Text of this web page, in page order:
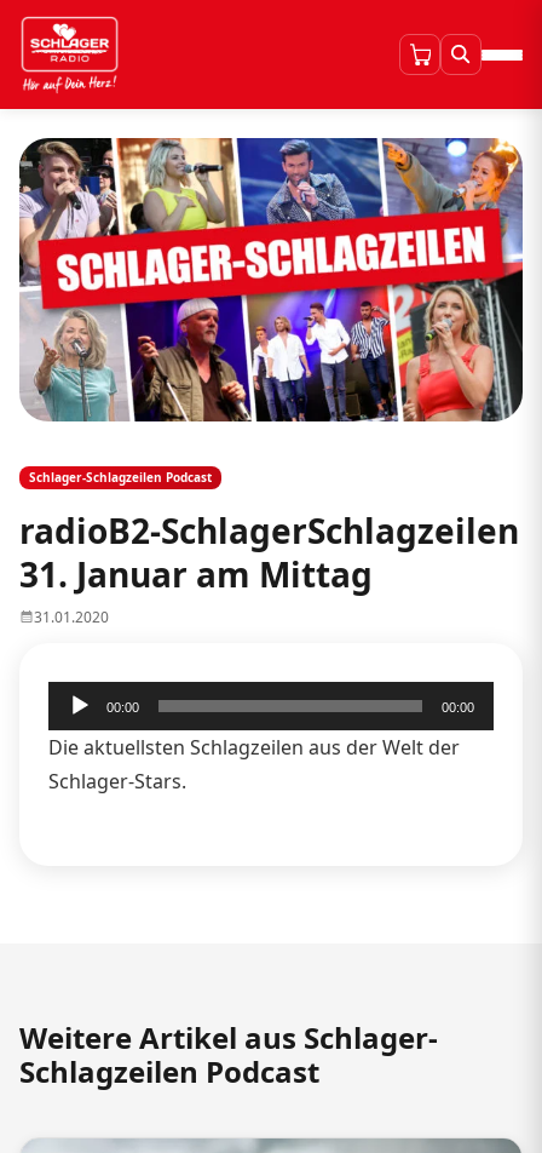
Schlager-Schlagzeilen Podcast
radioB2-SchlagerSchlagzeilen
31. Januar am Mittag
31.01.2020
Audio-
Player
00:00 00:00
Die aktuellsten Schlagzeilen aus der Welt der
Schlager-Stars.
Weitere Artikel aus Schlager-
Schlagzeilen Podcast